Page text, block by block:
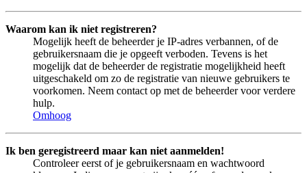
Waarom kan ik niet registreren?
Mogelijk heeft de beheerder je IP-adres verbannen, of de
gebruikersnaam die je opgeeft verboden. Tevens is het
mogelijk dat de beheerder de registratie mogelijkheid heeft
uitgeschakeld om zo de registratie van nieuwe gebruikers te
voorkomen. Neem contact op met de beheerder voor verdere
hulp.
Omhoog
Ik ben geregistreerd maar kan niet aanmelden!
Controleer eerst of je gebruikersnaam en wachtwoord